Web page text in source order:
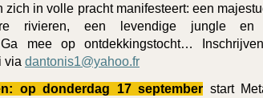
zich in volle pracht manifesteert: een
rivieren, een levendige jungle en
mee op ontdekkingstocht…
via dantonis1@yahoo.fr
op donderdag 17 september start